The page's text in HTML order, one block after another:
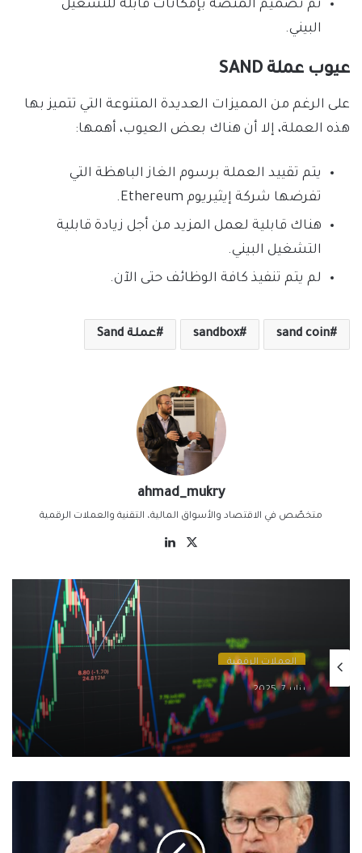
تم تصميم المنصة بإمكانات قابلة للتشغيل
البيني.
عيوب عملة SAND
على الرغم من المميزات العديدة المتنوعة التي تتميز بها
هذه العملة، إلا أن هناك بعض العيوب، أهمها:
يتم تقييد العملة برسوم الغاز الباهظة التي
تفرضها شركة إيثيريوم Ethereum.
هناك قابلية لعمل المزيد من أجل زيادة قابلية
التشغيل البيني.
لم يتم تنفيذ كافة الوظائف حتى الآن.
sand coin
sandbox عملة Sand
ahmad_mukry
متخصّص في الاقتصاد والأسواق المالية، التقنية والعملات الرقمية
‫X
العملات الرقمية
يناير 7, 2025
البيتكوين والتضخم: هل لا يزال البيتكوين
ملاذًا آمنًا في ظل الظروف الاقتصادية الحالية؟